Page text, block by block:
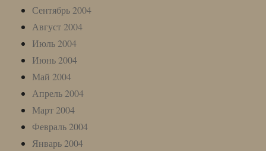
Сентябрь 2004
Август 2004
Июль 2004
Июнь 2004
Май 2004
Апрель 2004
Март 2004
Февраль 2004
Январь 2004